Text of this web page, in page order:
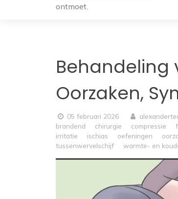
ontmoet.
Behandeling
Oorzaken,
05 februari 2026
brandend
chirurgie compressie
irritatie
ischias oefeningen
tussenwervelschijf
warmte- en